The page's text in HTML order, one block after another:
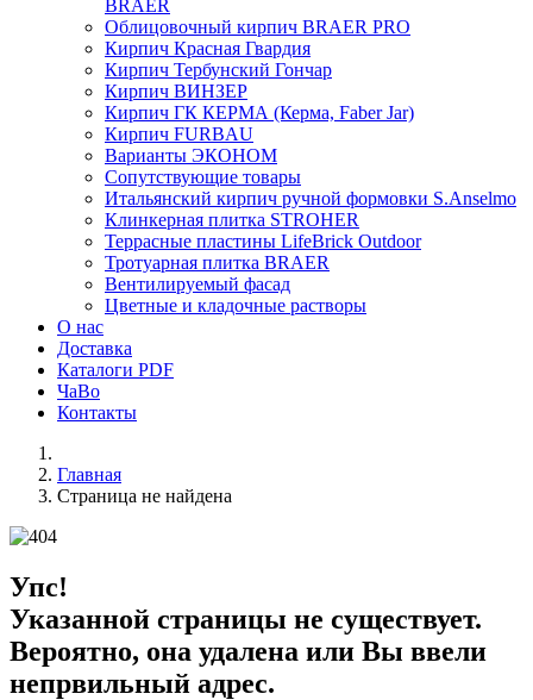
BRAER
Облицовочный кирпич BRAER PRO
Кирпич Красная Гвардия
Кирпич Тербунский Гончар
Кирпич ВИНЗЕР
Кирпич ГК КЕРМА (Керма, Faber Jar)
Кирпич FURBAU
Варианты ЭКОНОМ
Сопутствующие товары
Итальянский кирпич ручной формовки S.Anselmo
Клинкерная плитка STROHER
Террасные пластины LifeBrick Outdoor
Тротуарная плитка BRAER
Вентилируемый фасад
Цветные и кладочные растворы
О нас
Доставка
Каталоги PDF
ЧаВо
Контакты
Главная
Страница не найдена
Упс!
Указанной страницы не существует.
Вероятно, она удалена или Вы ввели
непрвильный адрес.